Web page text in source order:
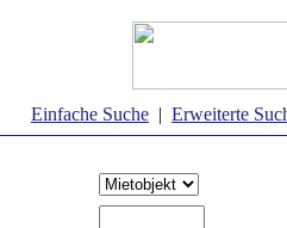
Einfache Suche | Erweiterte